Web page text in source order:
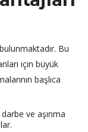
Bu
için büyük
başlıca
ve aşınma